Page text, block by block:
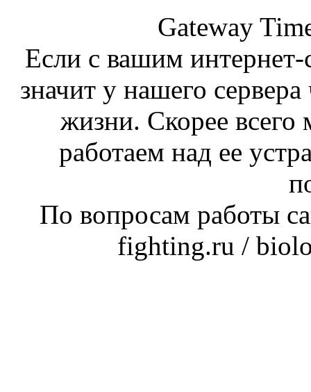
Gateway
Если с вашим интернет-
значит у нашего
жизни. Скорее
работаем над ее
По вопросам работы
fighting.ru /